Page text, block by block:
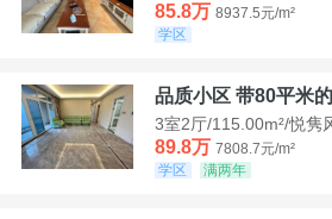
85.8万 8937.5元/m²
学区
品质小区 带80平米
3室2厅/115.00m²/悦隽
89.8万 7808.7元/m²
学区
满两年